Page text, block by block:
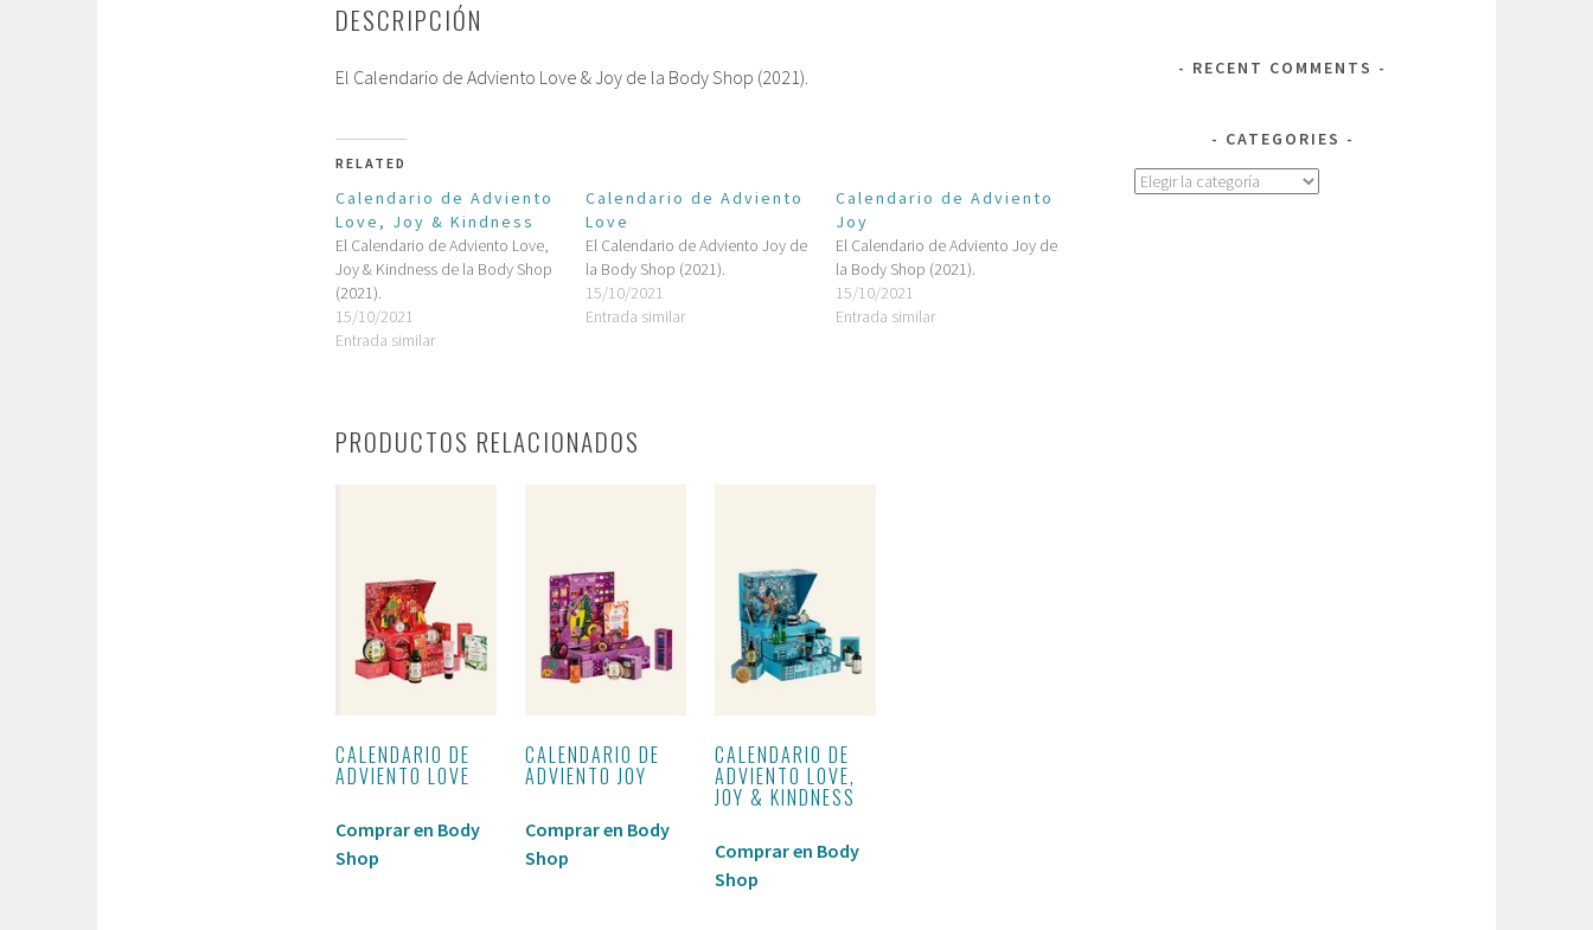
DESCRIPCIÓN
El Calendario de Adviento Love & Joy de la Body Shop (2021).
RELATED
Calendario de Adviento
Love, Joy & Kindness
El Calendario de Adviento Love,
Joy & Kindness de la Body Shop
(2021).
15/10/2021
Entrada similar
Calendario de Adviento
Love
El Calendario de Adviento Joy de
la Body Shop (2021).
15/10/2021
Entrada similar
Calendario de Adviento
Joy
El Calendario de Adviento Joy de
la Body Shop (2021).
15/10/2021
Entrada similar
PRODUCTOS RELACIONADOS
CALENDARIO DE
ADVIENTO LOVE
Comprar en Body
Shop
CALENDARIO DE
ADVIENTO JOY
Comprar en Body
Shop
CALENDARIO DE
ADVIENTO LOVE,
JOY & KINDNESS
Comprar en Body
Shop
RECENT COMMENTS
CATEGORIES
Categories